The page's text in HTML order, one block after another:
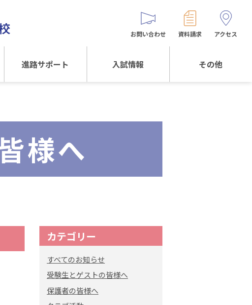
進路サポート
大阪体育大学
内部進学について
入試情報 その他
お問い合わせ 資料請求 アクセス
様へ
カテゴリー
すべてのお知らせ
受験生とゲストの皆様へ
保護者の皆様へ